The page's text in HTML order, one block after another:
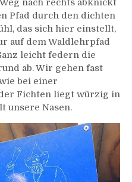
nach rechts abknickt
Pfad durch den dichten
das sich hier einstellt,
auf dem Waldlehrpfad
leicht federn die
ab. Wir gehen fast
bei einer
Fichten liegt würzig in
unsere Nasen.